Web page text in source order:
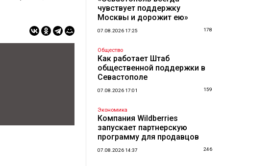
чувствует поддержку
Москвы и дорожит ею»
07.08.2026 17:25 178
Общество
Как работает Штаб
общественной поддержки в
Севастополе
07.08.2026 17:01 159
Экономика
Компания Wildberries
запускает партнерскую
программу для продавцов
07.08.2026 14:37 246